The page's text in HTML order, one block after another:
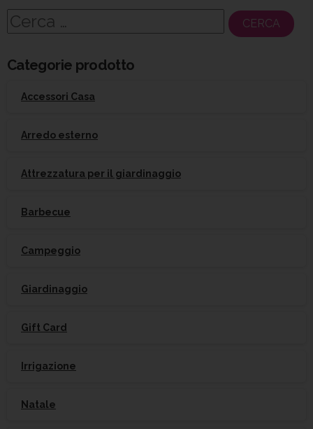
Ricerca
Categorie prodotto
Accessori Casa
Arredo esterno
Attrezzatura per il giardinaggio
Barbecue
Campeggio
Giardinaggio
Gift Card
Irrigazione
Natale